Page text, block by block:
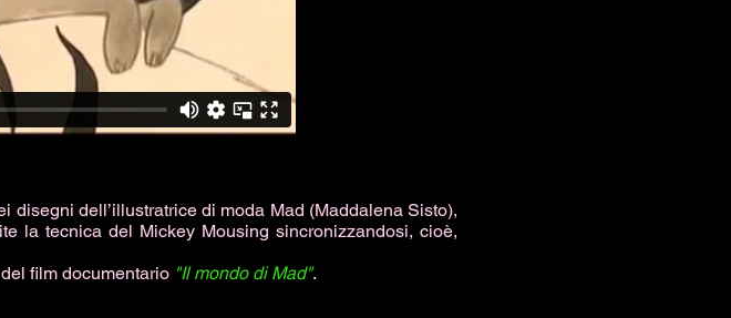
dell’illustratrice di moda Mad (Maddalena Sisto),
la tecnica del Mickey Mousing sincronizzandosi, cioè,
film documentario "Il mondo diMad".